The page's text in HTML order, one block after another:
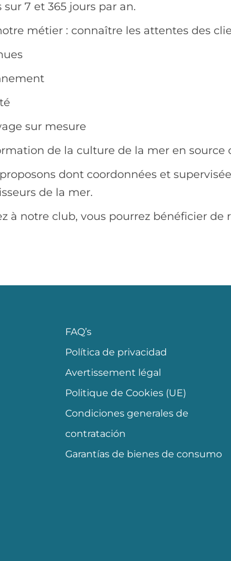
7 et 365 jours par an.
métier : connaître les attentes des
sur mesure
de la culture de la mer en
dont coordonnées et
de la mer.
à notre club, vous pourrez bénéficier
FAQ’s
Política de privacidad
Avertissement légal
Politique de Cookies (UE)
Condiciones generales de
contratación
Garantías de bienes de consumo